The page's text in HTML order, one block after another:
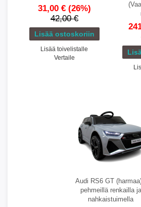
31,00 € (26%)
42,00 €
Lisää toivelistalle
Vertaile
Audi RS6 GT
pehmeillä renkailla ja
nahkaistuimella